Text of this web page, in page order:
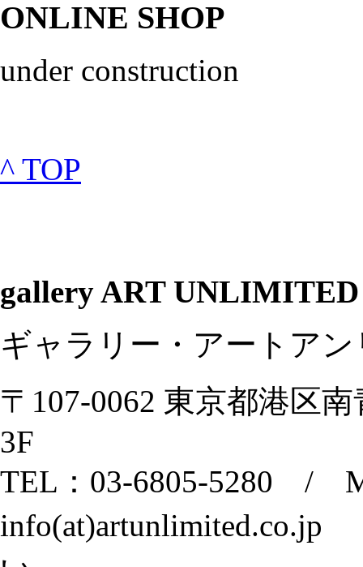
ONLINE SHOP
under construction
^ TOP
gallery ART UNLIMITED
ギャラリー・アートア
〒107-0062 東京都港区
3F
TEL：03-6805-5280 /
info(at)artunlimited.co.jp